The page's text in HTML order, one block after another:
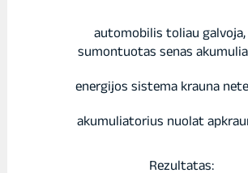
automobilis toliau galvoja,
sumontuotas senas
energijos sistema krauna
akumuliatorius nuolat
Rezultatas: